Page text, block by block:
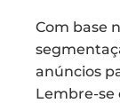
Com base
anúncios
Lembre-se